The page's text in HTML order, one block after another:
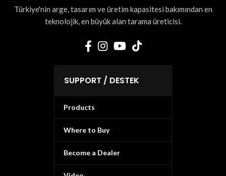
Türkiye'nin arge, tasarım ve üretim kapasitesi bakımından en
teknolojik, en büyük alan tarama üreticisi.
SUPPORT / DESTEK
Products
Where to Buy
Become a Dealer